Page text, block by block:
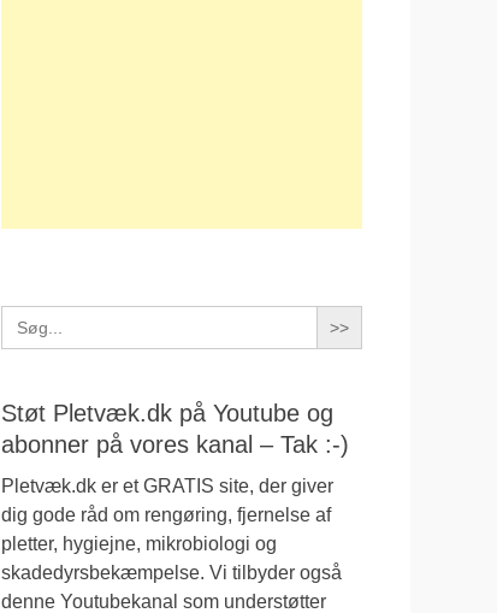
Search
for:
Støt Pletvæk.dk på Youtube og
abonner på vores kanal – Tak :-)
Pletvæk.dk er et GRATIS site, der giver
dig gode råd om rengøring, fjernelse af
pletter, hygiejne, mikrobiologi og
skadedyrsbekæmpelse. Vi tilbyder også
denne Youtubekanal som understøtter